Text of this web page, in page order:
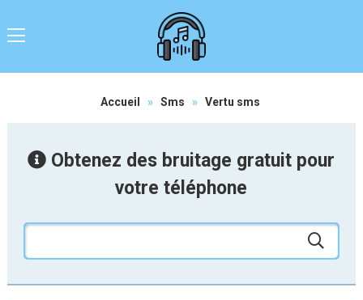
Accueil » Sms » Vertu sms
Obtenez des bruitage gratuit pour
votre téléphone